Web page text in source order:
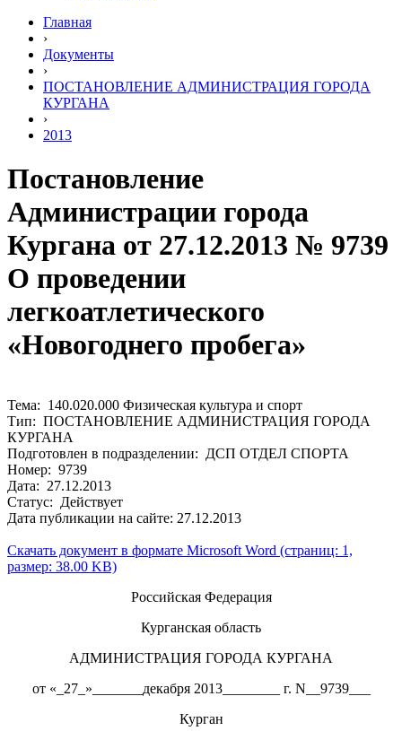
Главная
›
Документы
›
ПОСТАНОВЛЕНИЕ АДМИНИСТРАЦИЯ ГОРОДА
КУРГАНА
›
2013
Постановление
Администрации города
Кургана от 27.12.2013 № 9739
О проведении
легкоатлетического
«Новогоднего пробега»
Тема: 140.020.000 Физическая культура и спорт
Тип: ПОСТАНОВЛЕНИЕ АДМИНИСТРАЦИЯ ГОРОДА
КУРГАНА
Подготовлен в подразделении: ДСП ОТДЕЛ СПОРТА
Номер: 9739
Дата: 27.12.2013
Статус: Действует
Дата публикации на сайте: 27.12.2013
Скачать документ в формате Microsoft Word (страниц: 1,
размер: 38.00 KB)
Российская Федерация
Курганская область
АДМИНИСТРАЦИЯ ГОРОДА КУРГАНА
от «_27_»_______декабря 2013________ г. N__9739___
Курган